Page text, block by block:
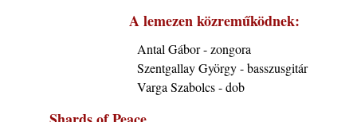
Kecskemét, 2026. augusztus 6-9.: 4 nap, 4
színpad, 10 ország zenészei, 40 óra zene és
2026. augusztus 05.
Márton
A lemezen közreműködnek:
Antal Gábor - zongora
Szentgallay György - basszusgitár
Varga Szabolcs - dob